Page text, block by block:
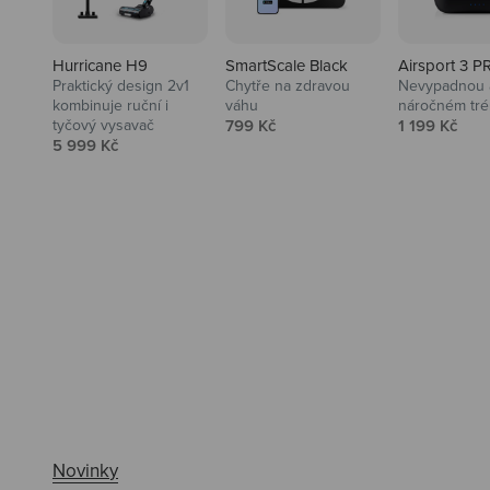
Hurricane H9
Praktický design 2v1
kombinuje ruční i
tyčový vysavač
Prodejní cena
5 999 Kč
SmartScale Black
Chytře na zdravou
váhu
Prodejní cena
799 Kč
Airsport 3
Nevypadnou
náročném
Prodejní cena
1 199 Kč